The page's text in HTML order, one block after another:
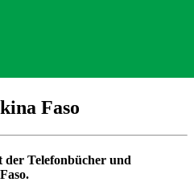
Faso
der Telefonbücher und